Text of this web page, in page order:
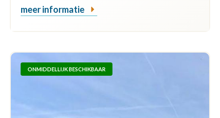
meer informatie
ONMIDDELLIJK BESCHIKBAAR